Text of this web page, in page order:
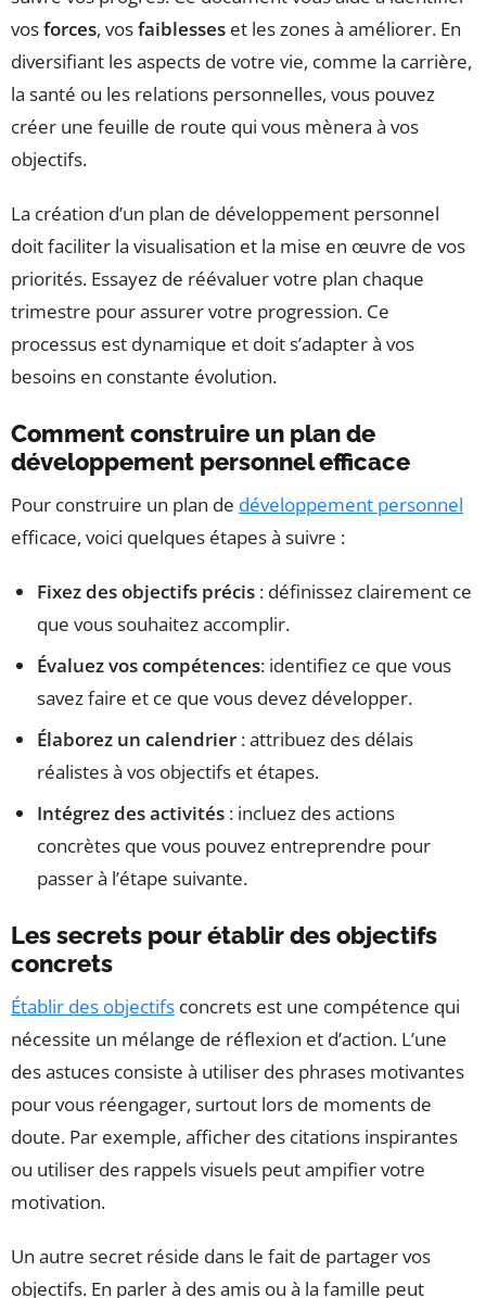
vosforces, vosfaiblesses et les zones à améliorer. En
diversifiant les aspects de votre vie, comme la carrière,
la santé ou les relations personnelles, vous pouvez
créer une feuille de route qui vous mènera à vos
objectifs.
La création d’un plan de développement personnel
doit faciliter la visualisation et la mise en œuvre de vos
priorités. Essayez de réévaluer votre plan chaque
trimestre pour assurer votre progression. Ce
processus est dynamique et doit s’adapter à vos
besoins en constante évolution.
Comment construire un plan de
développement personnel efficace
Pour construire un plan de développement personnel
efficace, voici quelques étapes à suivre :
Fixez des objectifs précis : définissez clairement ce
que vous souhaitez accomplir.
Évaluez vos compétences: identifiez ce que vous
savez faire et ce que vous devez développer.
Élaborez un calendrier : attribuez des délais
réalistes à vos objectifs et étapes.
Intégrez des activités : incluez des actions
concrètes que vous pouvez entreprendre pour
passer à l’étape suivante.
Les secrets pour établir des objectifs
concrets
Établir des objectifs concrets est une compétence qui
nécessite un mélange de réflexion et d’action. L’une
des astuces consiste à utiliser des phrases motivantes
pour vous réengager, surtout lors de moments de
doute. Par exemple, afficher des citations inspirantes
ou utiliser des rappels visuels peut ampifier votre
motivation.
Un autre secret réside dans le fait de partager vos
objectifs. En parler à des amis ou à la famille peut